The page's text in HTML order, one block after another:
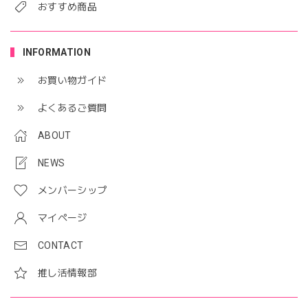
おすすめ商品
INFORMATION
お買い物ガイド
よくあるご質問
ABOUT
NEWS
メンバーシップ
マイページ
CONTACT
推し活情報部